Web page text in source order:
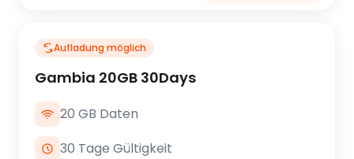
Aufladung möglich
Gambia 20GB 30Days
20 GB Daten
30 Tage Gültigkeit